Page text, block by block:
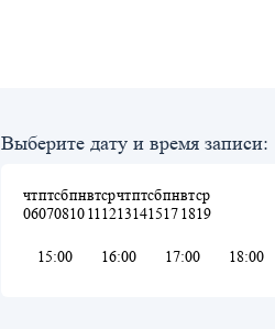
Выберите дату и время записи:
чт
06
пт
07
сб
08
пн
10
вт
11
ср
12
чт
13
пт
14
сб
15
пн
17
вт
18
ср
19
15:00 16:00 17:00 18:00